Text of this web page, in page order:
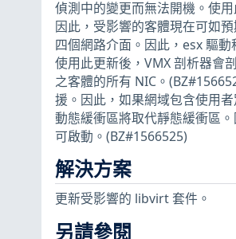
偵測中的變更而無法開機。使
因此，受影響的客體現在可如
四個網路介面。因此，esx 驅動
使用此更新後，VMX 剖析器會
之客體的所有 NIC。
援。因此，如果網域包含使用
動態緩衝區將取代靜態緩衝區
可啟動。(BZ#1566525)
解決方案
更新受影響的 libvirt 套件。
另請參閱